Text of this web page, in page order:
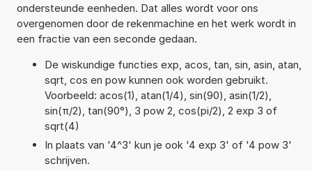
ondersteunde eenheden. Dat alles wordt voor ons
overgenomen door de rekenmachine en het werk wordt in
een fractie van een seconde gedaan.
De wiskundige functies exp, acos, tan, sin, asin, atan,
sqrt, cos en pow kunnen ook worden gebruikt.
Voorbeeld: acos(1), atan(1/4), sin(90), asin(1/2),
sin(π/2), tan(90°), 3 pow 2, cos(pi/2), 2 exp 3 of
sqrt(4)
In plaats van '4^3' kun je ook '4 exp 3' of '4 pow 3'
schrijven.